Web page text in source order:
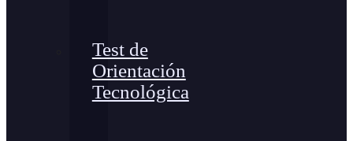
Test de
Orientación
Tecnológica